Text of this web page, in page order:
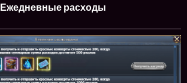
Ежедневные расходы